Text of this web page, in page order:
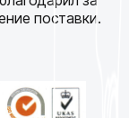
поставки.